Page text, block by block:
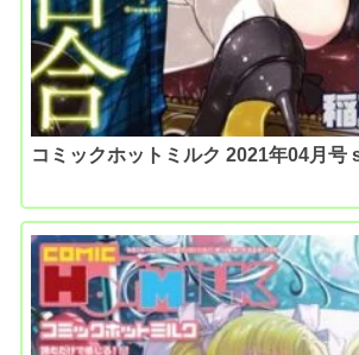
コミックホットミルク 2021年04月号